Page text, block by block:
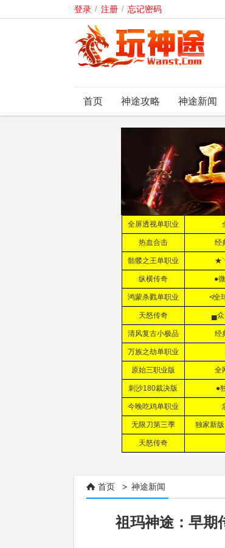
登录 / 注册 / 忘记密码
首页 神途攻略 神途新闻
 首页 > 神途新闻
祖玛神途：早期